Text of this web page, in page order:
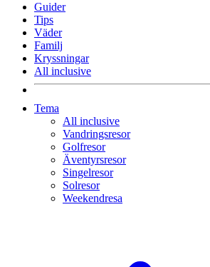
Guider
Tips
Väder
Familj
Kryssningar
All inclusive
Tema
All inclusive
Vandringsresor
Golfresor
Äventyrsresor
Singelresor
Solresor
Weekendresa